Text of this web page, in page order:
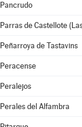
Pancrudo
Parras de Castellote
Peñarroya de Tastavins
Peracense
Peralejos
Perales del Alfambra